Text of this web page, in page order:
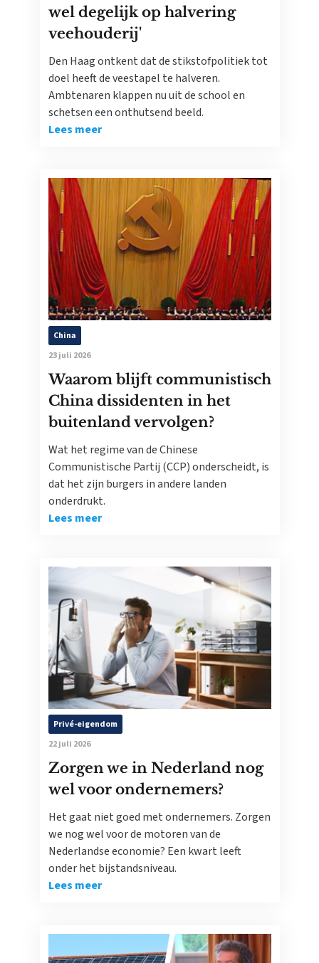
wel degelijk op halvering
veehouderij'
Den Haag ontkent dat de stikstofpolitiek tot
doel heeft de veestapel te halveren.
Ambtenaren klappen nu uit de school en
schetsen een onthutsend beeld.
Lees meer
China
23 juli 2026
Waarom blijft communistisch
China dissidenten in het
buitenland vervolgen?
Wat het regime van de Chinese
Communistische Partij (CCP) onderscheidt, is
dat het zijn burgers in andere landen
onderdrukt.
Lees meer
Privé-eigendom
22 juli 2026
Zorgen we in Nederland nog
wel voor ondernemers?
Het gaat niet goed met ondernemers. Zorgen
we nog wel voor de motoren van de
Nederlandse economie? Een kwart leeft
onder het bijstandsniveau.
Lees meer